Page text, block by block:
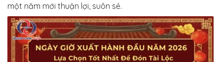
một năm mới thuận lợi, suôn sẻ.